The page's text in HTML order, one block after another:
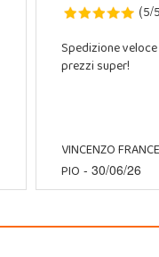
(5/5
Spedizione
prezzi super!
VINCENZO
PIO - 30/06/26